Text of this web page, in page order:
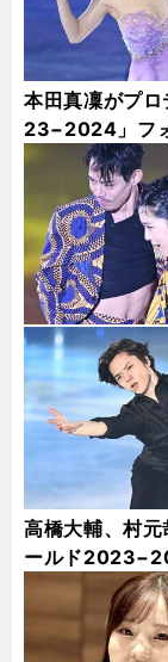
本田真凜がプ
23−2024」フ
高橋大輔、村
ールド